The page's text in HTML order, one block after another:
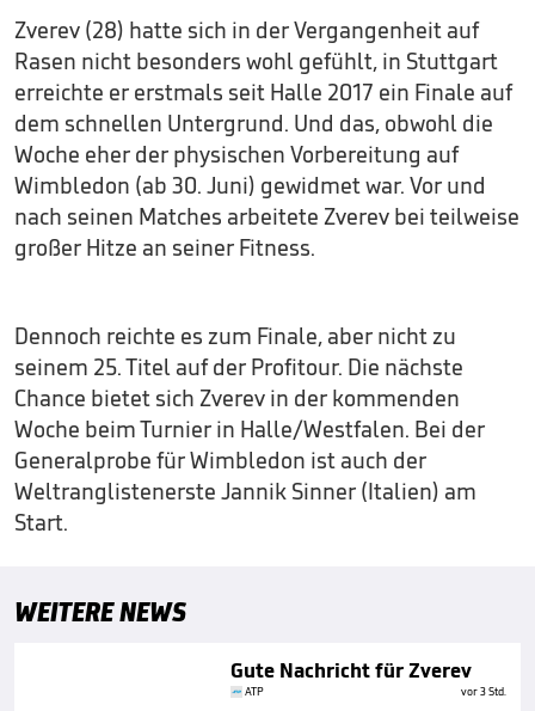
Zverev (28) hatte sich in der Vergangenheit auf
Rasen nicht besonders wohl gefühlt, in Stuttgart
erreichte er erstmals seit Halle 2017 ein Finale auf
dem schnellen Untergrund. Und das, obwohl die
Woche eher der physischen Vorbereitung auf
Wimbledon (ab 30. Juni) gewidmet war. Vor und
nach seinen Matches arbeitete Zverev bei teilweise
großer Hitze an seiner Fitness.
Dennoch reichte es zum Finale, aber nicht zu
seinem 25. Titel auf der Profitour. Die nächste
Chance bietet sich Zverev in der kommenden
Woche beim Turnier in Halle/Westfalen. Bei der
Generalprobe für Wimbledon ist auch der
Weltranglistenerste Jannik Sinner (Italien) am
Start.
WEITERE NEWS
Gute Nachricht für Zverev
ATP vor 3 Std.